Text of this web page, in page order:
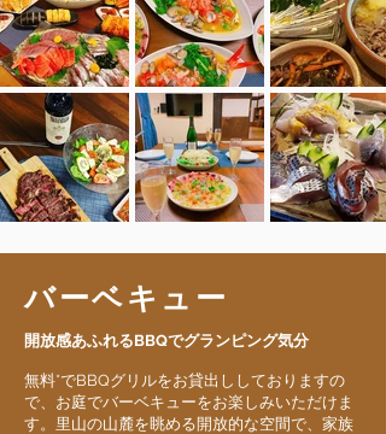
バーベキュー
開放感あふれるBBQでグランピング気分
無料*でBBQグリルをお貸出ししておりますの
で、お庭でバーベキューをお楽しみいただけま
す。里山の山麓を眺める開放的な空間で、家族